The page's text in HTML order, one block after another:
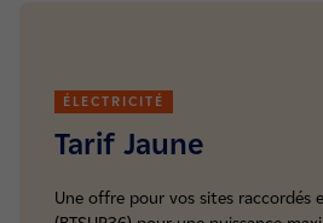
ÉLECTRICITÉ
Tarif Jaune
Une offre pour vos sites raccordés